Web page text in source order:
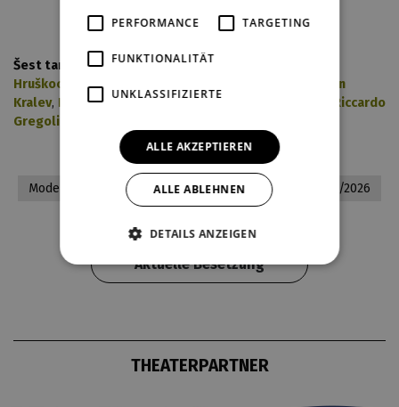
Šest tanců: Sara Antikainen,Shiori Nirasawa
Hruškociová ,Margarida Gonçalves
Kristian
Kralev, Richard Ševčík,Mátyás Sántha
Riccardo
Gregolin
Moderne Verarbeitung Ballett Premieren 2025/2026
Aktuelle Besetzung
THEATERPARTNER
PERFORMANCE TARGETING
FUNKTIONALITÄT
UNKLASSIFIZIERTE
ALLE AKZEPTIEREN
ALLE ABLEHNEN
DETAILS ANZEIGEN